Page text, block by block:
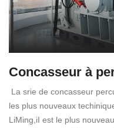
Concasseur à
La srie de concasseur
les plus nouveaux
LiMing,iI est le plus